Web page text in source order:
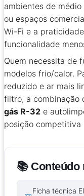
ambientes de
ou espaços
Wi-Fi e a
funcionalidade
Quem necessita de
modelos frio/calor.
reduzido e ar mais
filtro, a combinação
gás R-32 e
posição competitiva
📚 Conteúdo
Ficha técnica